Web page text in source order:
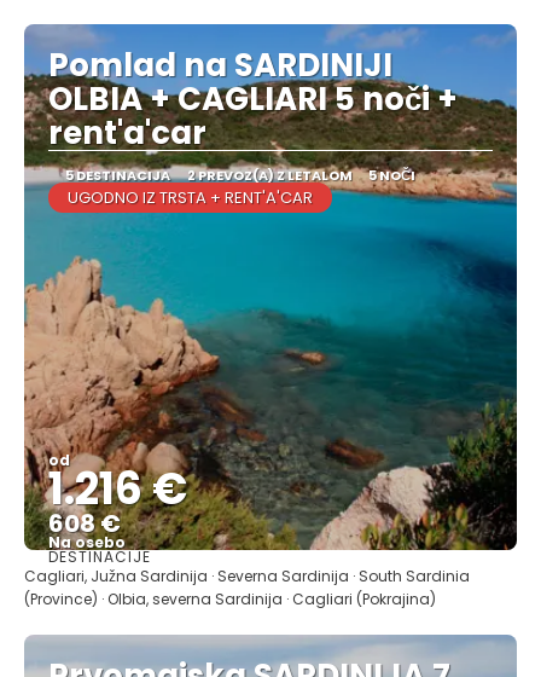
Pomlad na SARDINIJI
OLBIA + CAGLIARI 5 noči +
rent'a'car
5 DESTINACIJA 2 PREVOZ(A) Z LETALOM 5 NOČI
UGODNO IZ TRSTA + RENT'A'CAR
od
1.216 €
608 €
Na osebo
Glej .
DESTINACIJE
Cagliari, Južna Sardinija · Severna Sardinija · South Sardinia
(Province) · Olbia, severna Sardinija · Cagliari (Pokrajina)